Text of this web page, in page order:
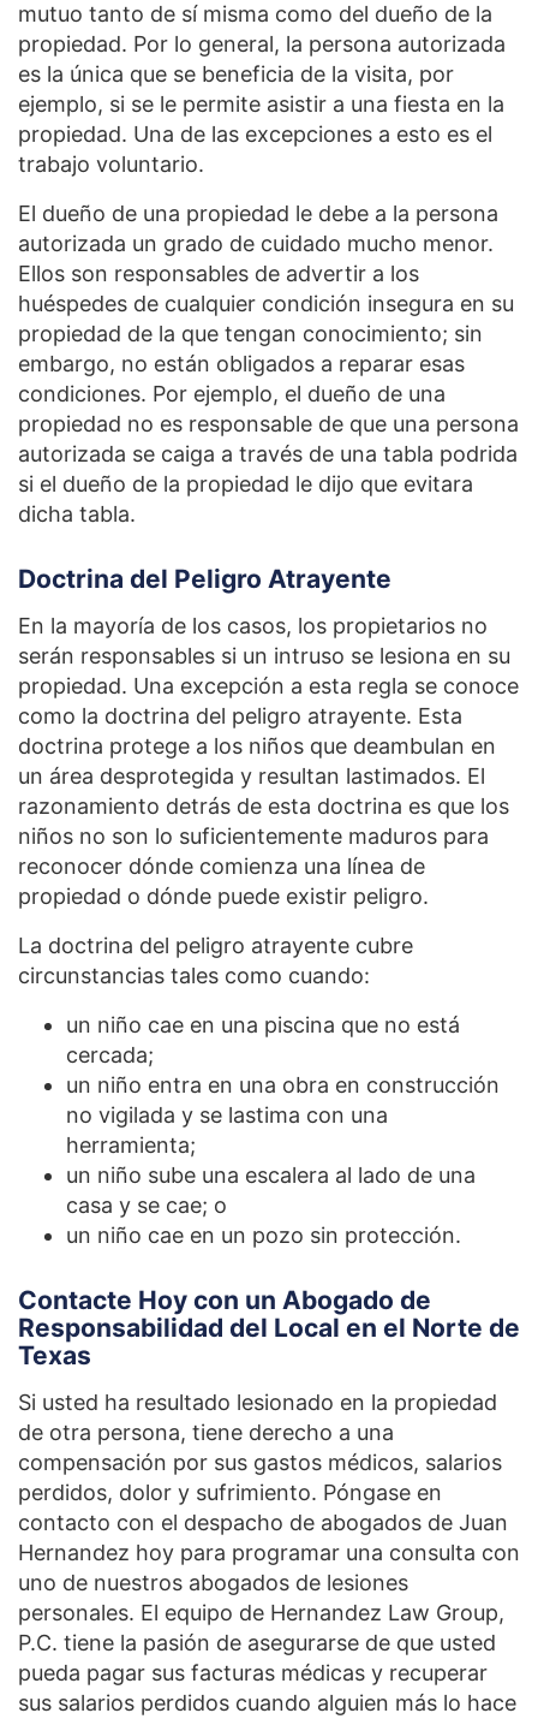
mutuo tanto de sí misma como del dueño de la
propiedad. Por lo general, la persona autorizada
es la única que se beneficia de la visita, por
ejemplo, si se le permite asistir a una fiesta en la
propiedad. Una de las excepciones a esto es el
trabajo voluntario.
El dueño de una propiedad le debe a la persona
autorizada un grado de cuidado mucho menor.
Ellos son responsables de advertir a los
huéspedes de cualquier condición insegura en su
propiedad de la que tengan conocimiento; sin
embargo, no están obligados a reparar esas
condiciones. Por ejemplo, el dueño de una
propiedad no es responsable de que una persona
autorizada se caiga a través de una tabla podrida
si el dueño de la propiedad le dijo que evitara
dicha tabla.
Doctrina del Peligro Atrayente
En la mayoría de los casos, los propietarios no
serán responsables si un intruso se lesiona en su
propiedad. Una excepción a esta regla se conoce
como la doctrina del peligro atrayente. Esta
doctrina protege a los niños que deambulan en
un área desprotegida y resultan lastimados. El
razonamiento detrás de esta doctrina es que los
niños no son lo suficientemente maduros para
reconocer dónde comienza una línea de
propiedad o dónde puede existir peligro.
La doctrina del peligro atrayente cubre
circunstancias tales como cuando:
un niño cae en una piscina que no está
cercada;
un niño entra en una obra en construcción
no vigilada y se lastima con una
herramienta;
un niño sube una escalera al lado de una
casa y se cae; o
un niño cae en un pozo sin protección.
Contacte Hoy con un Abogado de
Responsabilidad del Local en el Norte de
Texas
Si usted ha resultado lesionado en la propiedad
de otra persona, tiene derecho a una
compensación por sus gastos médicos, salarios
perdidos, dolor y sufrimiento. Póngase en
contacto con el despacho de abogados de Juan
Hernandez hoy para programar una consulta con
uno de nuestros abogados de lesiones
personales. El equipo de Hernandez Law Group,
P.C. tiene la pasión de asegurarse de que usted
pueda pagar sus facturas médicas y recuperar
sus salarios perdidos cuando alguien más lo hace